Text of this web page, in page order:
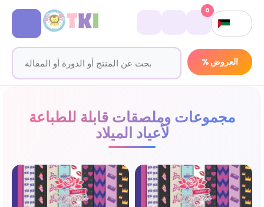
% العروض
0
مجموعات وملصقات قابلة للطباعة
لأعياد الميلاد